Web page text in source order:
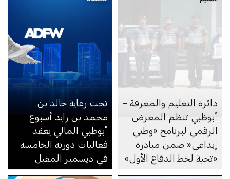
دائرة التعليم والمعرفة –
أبوظبي تنظم المعرض
الرقمي لبرنامج «وطني
إبداعي« ضمن مبادرة
«تحية لخط الدفاع الأول»
تحت رعاية خالد بن
محمد بن زايد أسبوع
أبوظبي المالي يعقد
فعاليات دورته الخامسة
في ديسمبر المقبل